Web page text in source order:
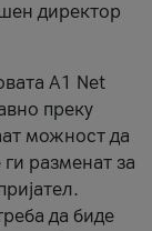
директор
А1 Net
преку
можност да
ги разменат за
да биде